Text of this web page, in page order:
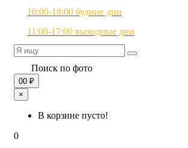
10:00-18:00 будние дни
11:00-17:00 выходные дни
Поиск по фото
00 ₽
×
В корзине пусто!
0